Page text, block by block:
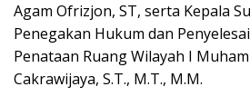
Agam Ofrizjon, ST, serta Kepala
Penegakan Hukum dan
Penataan Ruang Wilayah I
Cakrawijaya, S.T., M.T., M.M.